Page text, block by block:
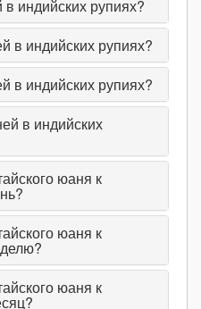
в индийских рупиях?
в индийских рупиях?
в индийских рупиях?
в индийских
юаня к
юаня к
юаня к